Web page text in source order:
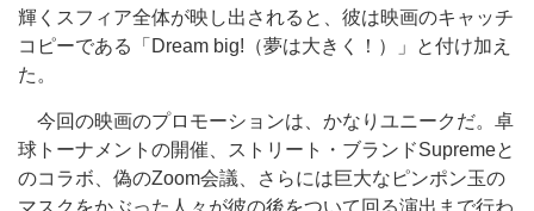
輝くスフィア全体が映し出されると、彼は映画のキャッチ
コピーである「Dream big!（夢は大きく！）」と付け加え
た。
今回の映画のプロモーションは、かなりユニークだ。卓
球トーナメントの開催、ストリート・ブランドSupremeと
のコラボ、偽のZoom会議、さらには巨大なピンポン玉の
マスクをかぶった人々が彼の後をついて回る演出まで行わ